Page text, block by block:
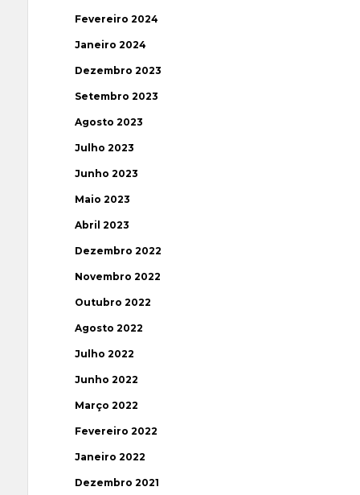
Fevereiro 2024
Janeiro 2024
Dezembro 2023
Setembro 2023
Agosto 2023
Julho 2023
Junho 2023
Maio 2023
Abril 2023
Dezembro 2022
Novembro 2022
Outubro 2022
Agosto 2022
Julho 2022
Junho 2022
Março 2022
Fevereiro 2022
Janeiro 2022
Dezembro 2021